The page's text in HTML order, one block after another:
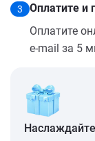
3
Оплатите и
Оплатите
e-mail за 5